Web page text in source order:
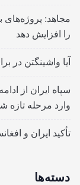
مجاهد: پروژه‌های
را افزایش دهد
آیا واشینگتن در
سپاه ایران از
وارد مرحله تازه
تأکید ایران و
دسته‌ها